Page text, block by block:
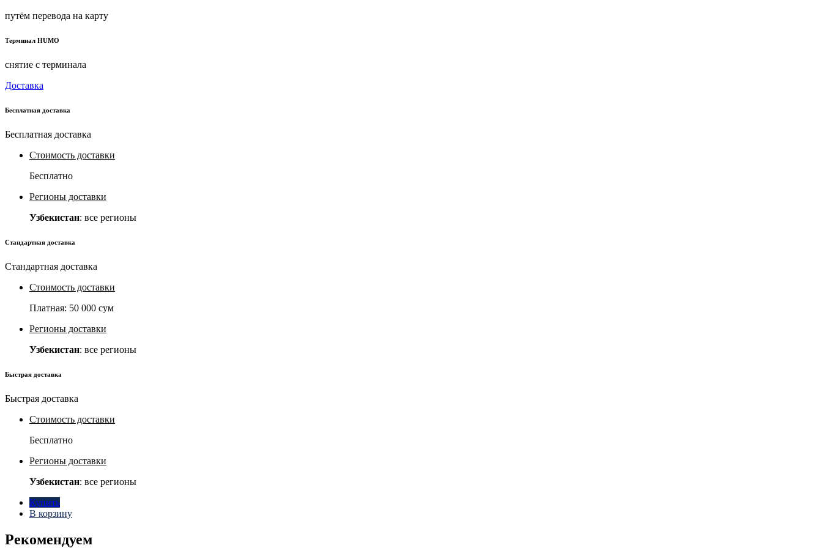
путём перевода на карту
Терминал HUMO
снятие с терминала
Доставка
Бесплатная доставка
Бесплатная доставка
Стоимость доставки
Бесплатно
Регионы доставки
Узбекистан: все регионы
Стандартная доставка
Стандартная доставка
Стоимость доставки
Платная: 50 000 сум
Регионы доставки
Узбекистан: все регионы
Быстрая доставка
Быстрая доставка
Стоимость доставки
Бесплатно
Регионы доставки
Узбекистан: все регионы
Купить
В корзину
Рекомендуем